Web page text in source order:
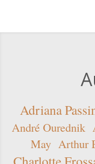
Adriana
André Ourednik
May Arthur